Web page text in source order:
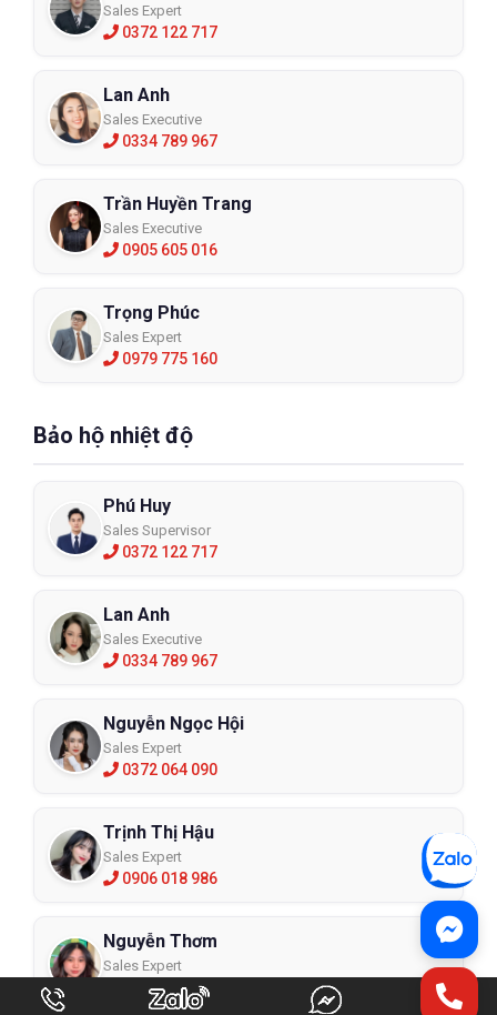
Sales Expert
0372 122 717
Lan Anh
Sales Executive
0334 789 967
Trần Huyền Trang
Sales Executive
0905 605 016
Trọng Phúc
Sales Expert
0979 775 160
Bảo hộ nhiệt độ
Phú Huy
Sales Supervisor
0372 122 717
Lan Anh
Sales Executive
0334 789 967
Nguyễn Ngọc Hội
Sales Expert
0372 064 090
Trịnh Thị Hậu
Sales Expert
0906 018 986
Nguyễn Thơm
Sales Expert
0384 412 492